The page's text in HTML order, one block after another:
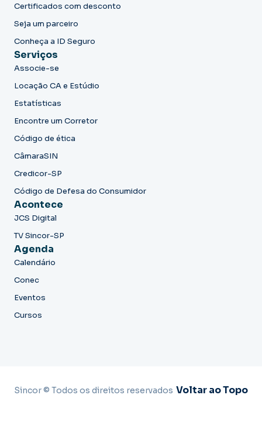
Certificados com desconto
Seja um parceiro
Conheça a ID Seguro
Serviços
Associe-se
Locação CA e Estúdio
Estatísticas
Encontre um Corretor
Código de ética
CâmaraSIN
Credicor-SP
Código de Defesa do Consumidor
Acontece
JCS Digital
TV Sincor-SP
Agenda
Calendário
Conec
Eventos
Cursos
Sincor © Todos os direitos reservados Voltar ao Topo